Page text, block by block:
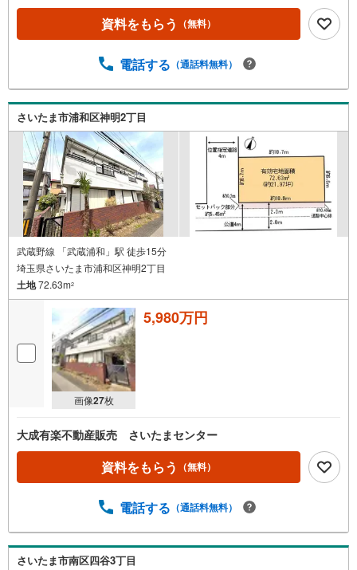
資料をもらう （無料）
電話する （通話料無料）
さいたま市浦和区神明2丁目
武蔵野線 「武蔵浦和」駅 徒歩15分
埼玉県さいたま市浦和区神明2丁目
土地72.63m2
画像27枚
5,980万円
大成有楽不動産販売 さいたまセンター
資料をもらう （無料）
電話する （通話料無料）
さいたま市南区四谷3丁目